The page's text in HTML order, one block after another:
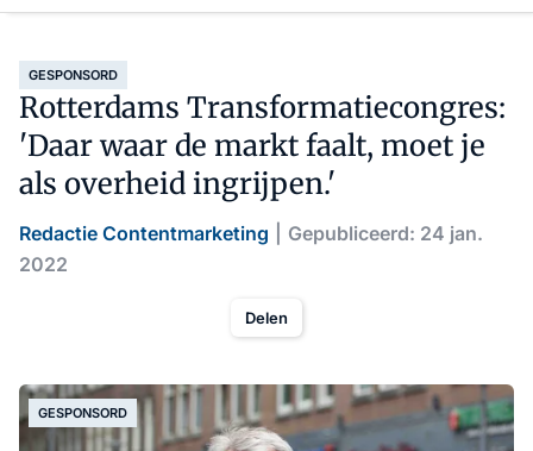
GESPONSORD
Rotterdams Transformatiecongres:
'Daar waar de markt faalt, moet je
als overheid ingrijpen.'
Redactie Contentmarketing
Gepubliceerd: 24 jan.
2022
Delen
GESPONSORD